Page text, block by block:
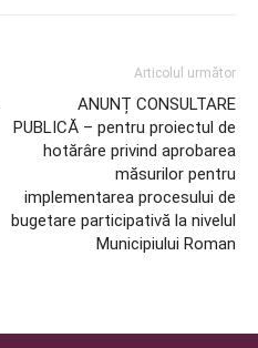
Articolul următor
ANUNȚ CONSULTARE
PUBLICĂ – pentru proiectul de
hotărâre privind aprobarea
măsurilor pentru
implementarea procesului de
bugetare participativă la nivelul
Municipiului Roman